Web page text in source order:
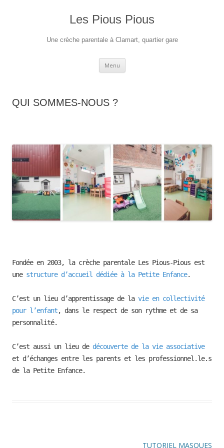
Les Pious Pious
Une crèche parentale à Clamart, quartier gare
Menu
QUI SOMMES-NOUS ?
Fondée en 2003, la crèche parentale Les Pious-Pious est
une structure d’accueil dédiée à la Petite Enfance.
C’est un lieu d’apprentissage de la vie en collectivité
pour l’enfant, dans le respect de son rythme et de sa
personnalité.
C’est aussi un lieu de découverte de la vie associative
et d’échanges entre les parents et les professionnel.le.s
de la Petite Enfance.
TUTORIEL MASQUES